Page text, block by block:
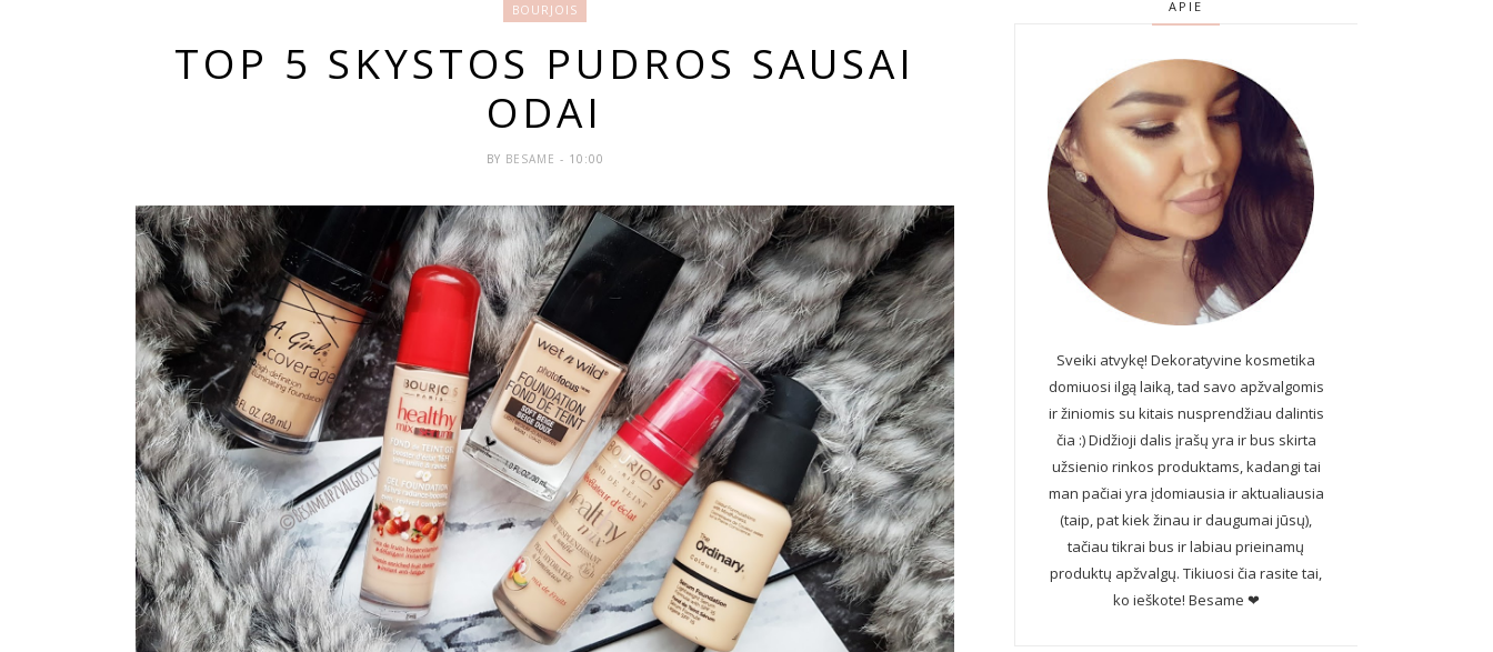
BOURJOIS
TOP 5 SKYSTOS PUDROS SAUSAI
ODAI
BY BESAME - 10:00
APIE
Sveiki atvykę! Dekoratyvine kosmetika
domiuosi ilgą laiką, tad savo apžvalgomis
ir žiniomis su kitais nusprendžiau dalintis
čia :) Didžioji dalis įrašų yra ir bus skirta
užsienio rinkos produktams, kadangi tai
man pačiai yra įdomiausia ir aktualiausia
(taip, pat kiek žinau ir daugumai jūsų),
tačiau tikrai bus ir labiau prieinamų
produktų apžvalgų. Tikiuosi čia rasite tai,
ko ieškote! Besame ❤